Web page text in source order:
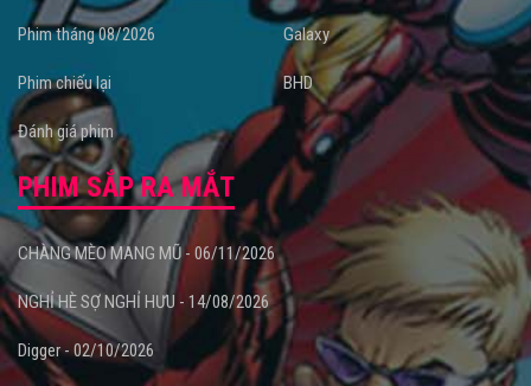
Phim tháng 08/2026
Phim chiếu lại
Đánh giá phim
Galaxy
BHD
PHIM SẮP RA MẮT
CHÀNG MÈO MANG MŨ - 06/11/2026
NGHỈ HÈ SỢ NGHỈ HƯU - 14/08/2026
Digger - 02/10/2026